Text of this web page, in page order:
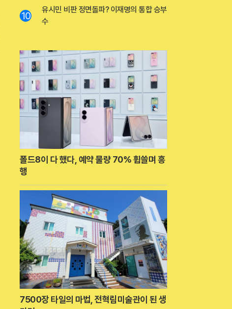
10
유시민 비판 정면돌파? 이재명의 통합 승부
수
폴드8이 다 했다, 예약 물량 70% 휩쓸며 흥
행
7500장 타일의 마법, 전혁림미술관이 된 생